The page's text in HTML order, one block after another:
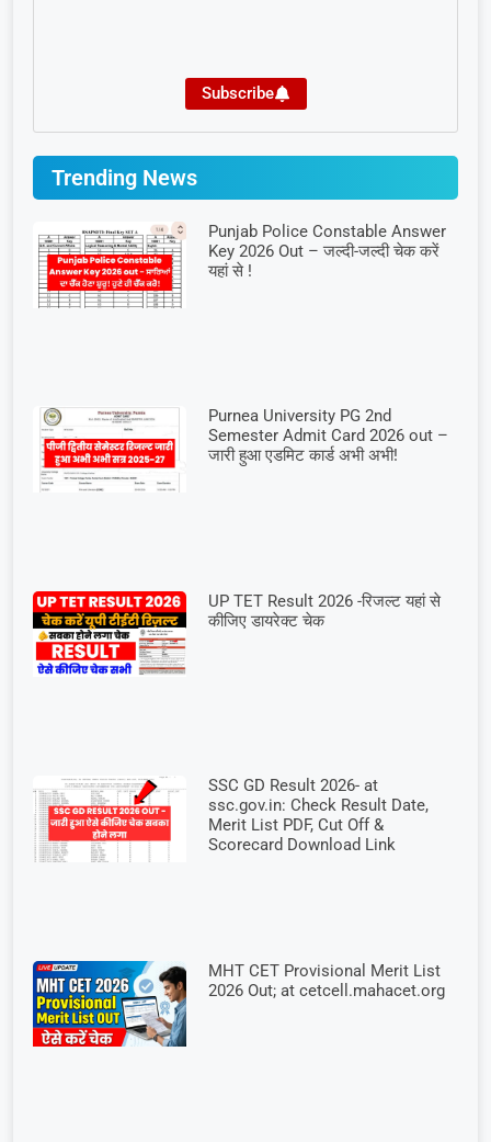
Subscribe
Trending News
Punjab Police Constable Answer
Key 2026 Out – जल्दी-जल्दी चेक करें
यहां से !
Purnea University PG 2nd
Semester Admit Card 2026 out –
जारी हुआ एडमिट कार्ड अभी अभी!
UP TET Result 2026 -रिजल्ट यहां से
कीजिए डायरेक्ट चेक
SSC GD Result 2026- at
ssc.gov.in: Check Result Date,
Merit List PDF, Cut Off &
Scorecard Download Link
MHT CET Provisional Merit List
2026 Out; at cetcell.mahacet.org